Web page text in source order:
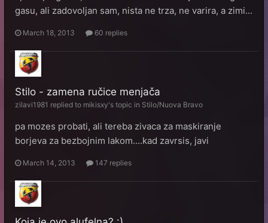
gasu, ali zadovoljan sam, nista ne trza, ne varira, a zimi...
March 18, 2013 60 replies
Stilo - zamena ručice menjača
zilavi1981 replied to mikisxy's topic in Stilo/Nuova Bravo
pa mozes probati, ali tereba zivaca za maskiranje
borjeva za bezbojnim lakom....kad zavrsis, javi
March 14, 2013 147 replies